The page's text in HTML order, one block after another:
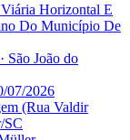
Horizontal E
Do Município De
· São João do
07/2026
(Rua Valdir
SC